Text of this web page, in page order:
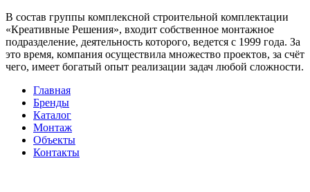
В состав группы комплексной строительной комплектации
«Креативные Решения», входит собственное монтажное
подразделение, деятельность которого, ведется с 1999 года. За
это время, компания осуществила множество проектов, за счёт
чего, имеет богатый опыт реализации задач любой сложности.
Главная
Бренды
Каталог
Монтаж
Объекты
Контакты